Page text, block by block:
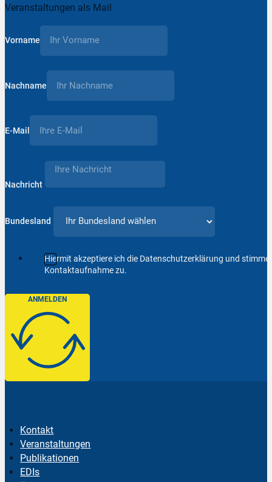
Veranstaltungen als Mail
Vorname
Nachname
E-Mail
Nachricht
Bundesland
Hiermit akzeptiere ich die Datenschutzerklärung und
Kontaktaufnahme zu.
ANMELDEN
Kontakt
Veranstaltungen
Publikationen
EDIs